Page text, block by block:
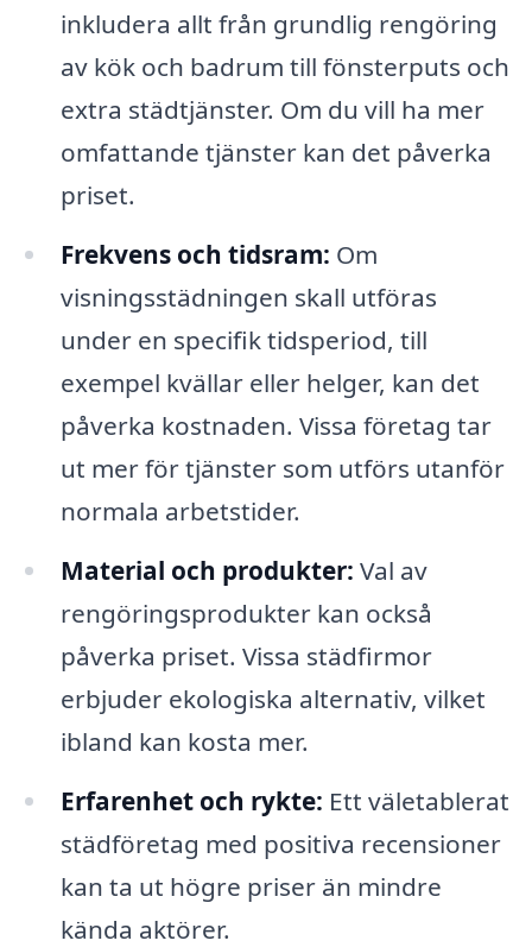
inkludera allt från grundlig rengöring
av kök och badrum till fönsterputs och
extra städtjänster. Om du vill ha mer
omfattande tjänster kan det påverka
priset.
Frekvens och tidsram: Om
visningsstädningen skall utföras
under en specifik tidsperiod, till
exempel kvällar eller helger, kan det
påverka kostnaden. Vissa företag tar
ut mer för tjänster som utförs utanför
normala arbetstider.
Material och produkter: Val av
rengöringsprodukter kan också
påverka priset. Vissa städfirmor
erbjuder ekologiska alternativ, vilket
ibland kan kosta mer.
Erfarenhet och rykte: Ett väletablerat
städföretag med positiva recensioner
kan ta ut högre priser än mindre
kända aktörer.